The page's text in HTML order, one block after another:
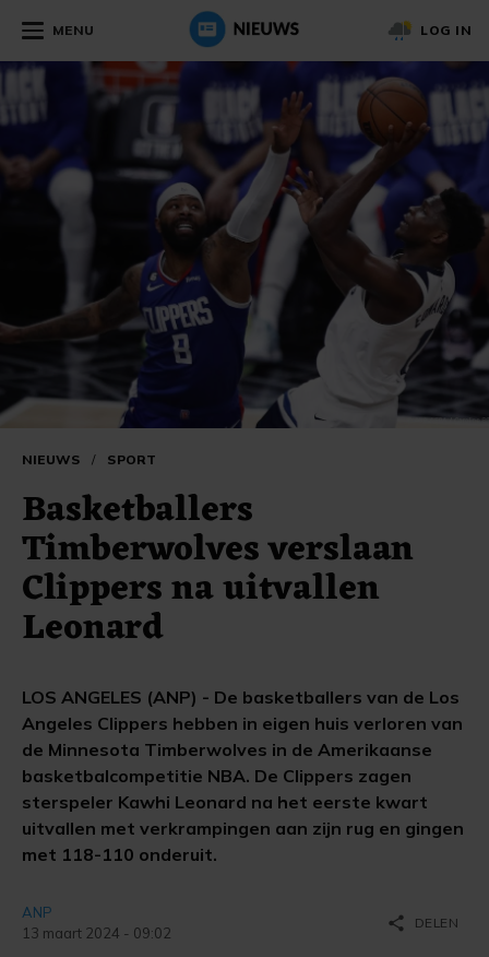
MENU LOG IN
NIEUWS / SPORT
Basketballers
Timberwolves verslaan
Clippers na uitvallen
Leonard
LOS ANGELES (ANP) - De basketballers van de Los
Angeles Clippers hebben in eigen huis verloren van
de Minnesota Timberwolves in de Amerikaanse
basketbalcompetitie NBA. De Clippers zagen
sterspeler Kawhi Leonard na het eerste kwart
uitvallen met verkrampingen aan zijn rug en gingen
met 118-110 onderuit.
ANP
13 maart 2024 - 09:02
share DELEN